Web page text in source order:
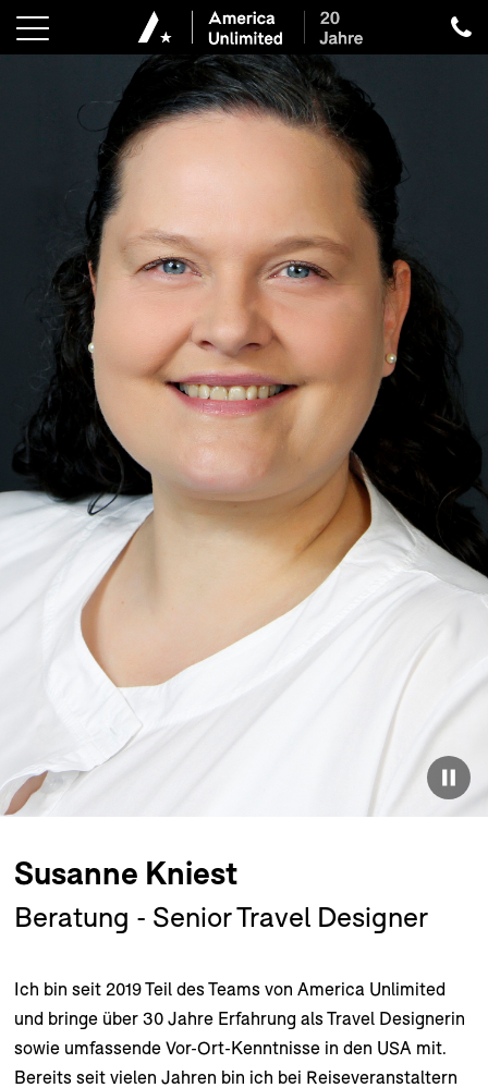
Susanne Kniest
Beratung - Senior Travel Designer
Ich bin seit 2019 Teil des Teams von America Unlimited
und bringe über 30 Jahre Erfahrung als Travel Designerin
sowie umfassende Vor-Ort-Kenntnisse in den USA mit.
Bereits seit vielen Jahren bin ich bei Reiseveranstaltern